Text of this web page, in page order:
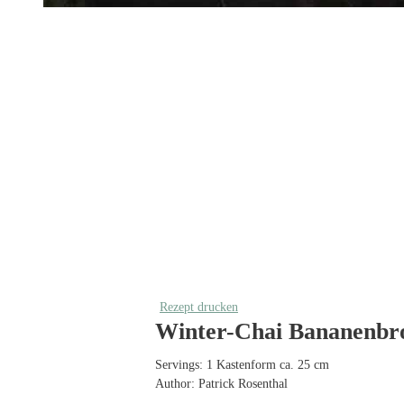
Rezept drucken
Winter-Chai
Servings: 1 Kastenform ca. 25 cm
Author: Patrick Rosenthal